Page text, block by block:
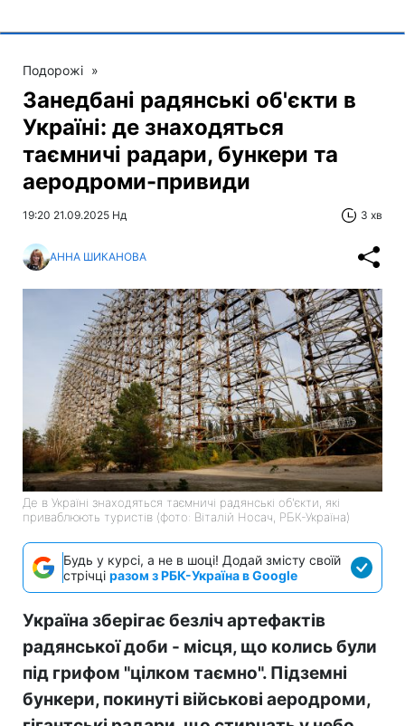
Подорожі »
Занедбані радянські об'єкти в
Україні: де знаходяться
таємничі радари, бункери та
аеродроми-привиди
19:20 21.09.2025 Нд 3 хв
АННА ШИКАНОВА
Де в Україні знаходяться таємничі радянські об'єкти, які
приваблюють туристів (фото: Віталій Носач, РБК-Україна)
Будь у курсі, а не в шоці! Додай змісту своїй
стрічці разом з РБК-Україна в Google
Україна зберігає безліч артефактів
радянської доби - місця, що колись були
під грифом "цілком таємно". Підземні
бункери, покинуті військові аеродроми,